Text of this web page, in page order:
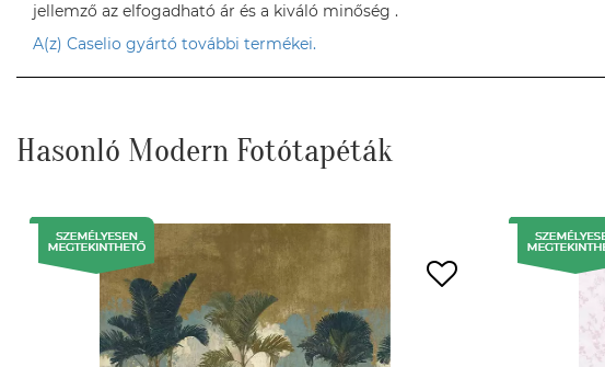
jellemző az elfogadható ár és a kiváló minőség .
A(z) Caselio gyártó további termékei.
Hasonló Modern Fotótapéták